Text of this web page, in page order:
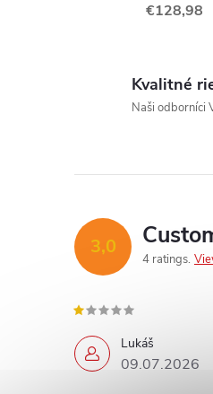
€128,98
Kvalitné
Naši odborníci
3,0
4 ratings
Lukáš
09.07.2026